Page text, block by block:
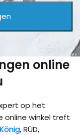
online
op het
online winkel treft
König, RÜD,